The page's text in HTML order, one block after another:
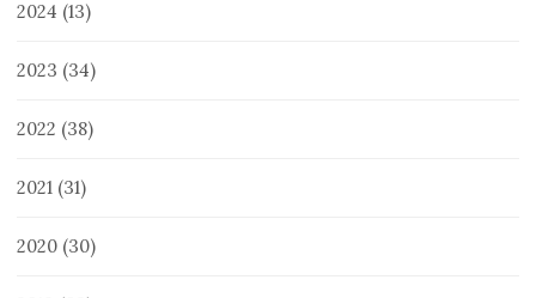
2024 (13)
2023 (34)
2022 (38)
2021 (31)
2020 (30)